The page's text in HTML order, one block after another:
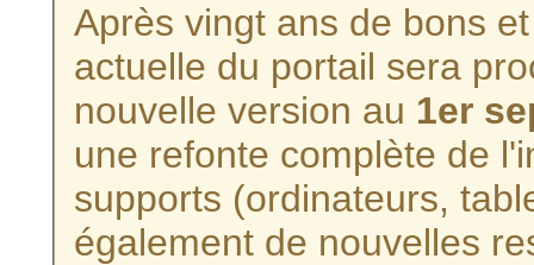
Après vingt ans de bons
actuelle du portail sera
nouvelle version au 1er
une refonte complète de
supports (ordinateurs,
également de nouvelles